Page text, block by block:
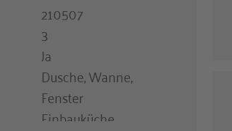
210507
3
Ja
Dusche, Wanne,
Fenster
Einbauküche